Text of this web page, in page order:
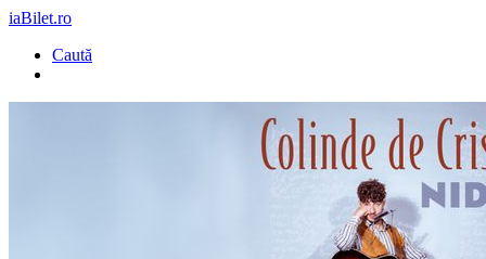
iaBilet.ro
Caută